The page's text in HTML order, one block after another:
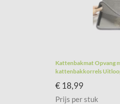
Kattenbakmat Opvang
kattenbakkorrels
€ 18,99
Prijs per stuk